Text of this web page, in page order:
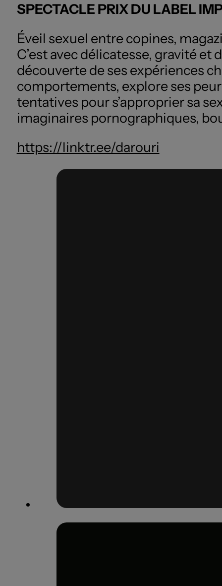
SPECTACLE PRIX DU LABEL
Éveil sexuel entre copines,
C’est avec délicatesse, gravité
découverte de ses expériences
comportements, explore ses
tentatives pour s’approprier sa
imaginaires pornographiques,
https://linktr.ee/darouri